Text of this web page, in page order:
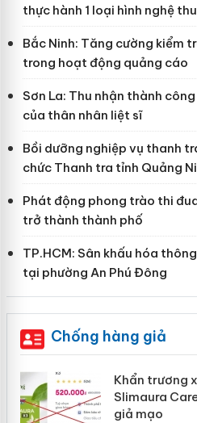
thực hành 1 loại hình nghệ
Bắc Ninh: Tăng cường kiểm
trong hoạt động quảng cáo
Sơn La: Thu nhận thành
của thân nhân liệt sĩ
Bồi dưỡng nghiệp vụ thanh
chức Thanh tra tỉnh Quảng
Phát động phong trào thi
trở thành thành phố
TP.HCM: Sân khấu hóa
tại phường An Phú Đông
Chống hàng giả
Khẩn trương
Slimaura
giả mạo